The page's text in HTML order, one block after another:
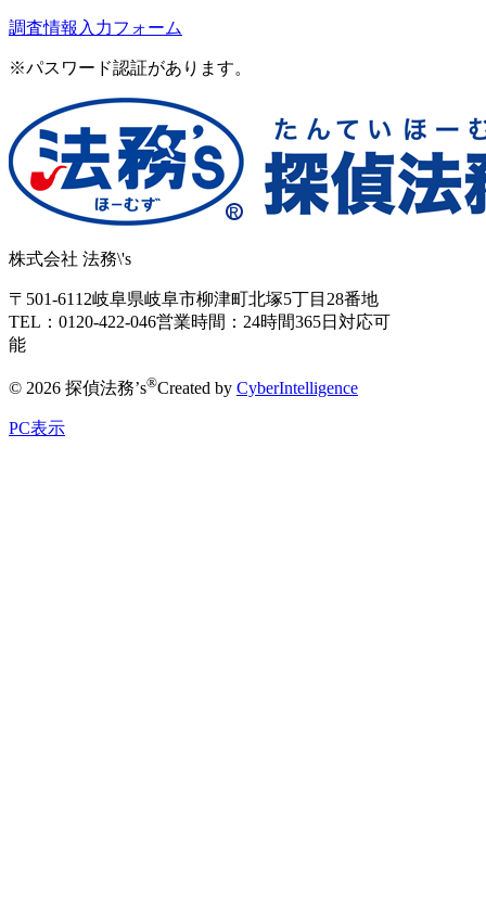
調査情報入力フォーム
※パスワード認証があります。
株式会社 法務\'s
〒501-6112岐阜県岐阜市柳津町北塚5丁目28番地
TEL：0120-422-046営業時間：24時間365日対応可
能
© 2026 探偵法務’s®Created by CyberIntelligence
PC表示